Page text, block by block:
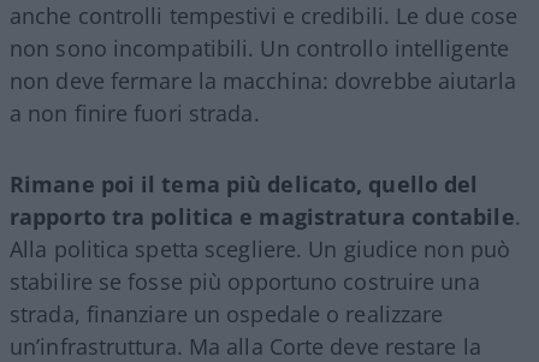
anche controlli tempestivi e credibili. Le due cose
non sono incompatibili. Un controllo intelligente
non deve fermare la macchina: dovrebbe aiutarla
a non finire fuori strada.
Rimane poi il tema più delicato, quello del
rapporto tra politica e magistratura contabile.
Alla politica spetta scegliere. Un giudice non può
stabilire se fosse più opportuno costruire una
strada, finanziare un ospedale o realizzare
un’infrastruttura. Ma alla Corte deve restare la